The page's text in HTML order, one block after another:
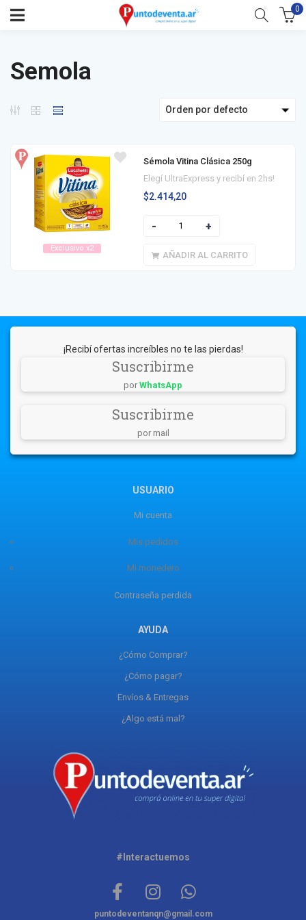
0
Semola
Orden por defecto
Exclusivo x2
Sémola Vitina Clásica 250g
Elegí UltraExpress y recibí en 2hs!
$2.414,20
AÑADIR AL CARRITO
¡Recibí ofertas increíbles no te las pierdas!
Suscribirme
por WhatsApp
Suscribirme
por mail
USUARIO
Mi cuenta
Mis pedidos
Mi monedero
Contraseña perdida
AYUDA
¿Cómo Comprar?
¿Cómo pagar?
Envíos & Entregas
¿Algo está mal?
#Interactuemos
puntodeventanqn@gmail.com